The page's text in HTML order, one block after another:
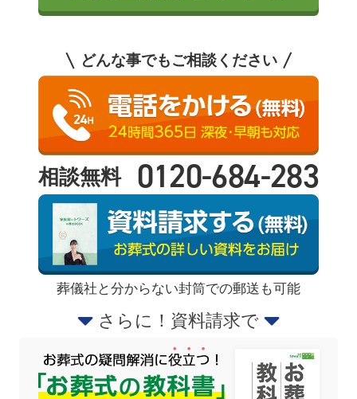
どんな事でもご相談ください
相談無料 0120-684-283
葬儀社と分からない封筒での郵送も可能
さらに！資料請求で